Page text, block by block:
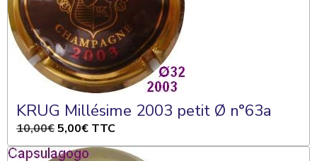
KRUG Millésime 2003 petit Ø n°63a
10,00€5,00€ TTC